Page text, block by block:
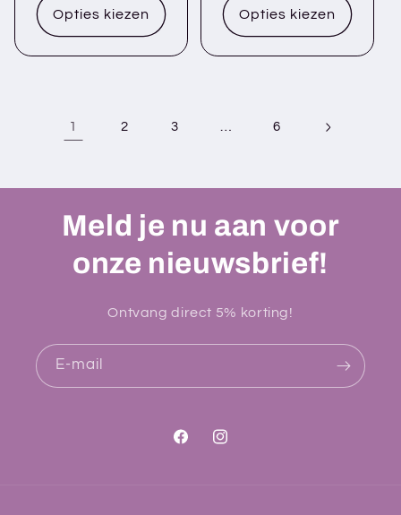
Opties kiezen Opties kiezen
1 2 3 6
Meld je nu aan voor
onze nieuwsbrief!
Ontvang direct 5% korting!
E‑mail
FacebookInstagram